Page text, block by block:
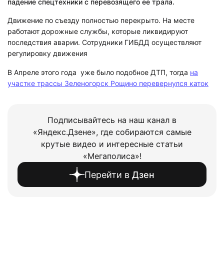
падение спецтехники с перевозящего её трала.
Движение по съезду полностью перекрыто. На месте
работают дорожные службы, которые ликвидируют
последствия аварии. Сотрудники ГИБДД осуществляют
регулировку движения
В Апреле этого года уже было подобное ДТП, тогда на
участке трассы Зеленогорск Рощино перевернулся каток
Подписывайтесь на наш канал в
«Яндекс.Дзене», где собираются самые
крутые видео и интересные статьи
«Мегаполиса»!
Перейти в Дзен